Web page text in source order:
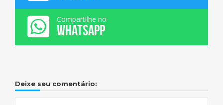
Compartilhe no
WHATSAPP
Deixe seu comentário: